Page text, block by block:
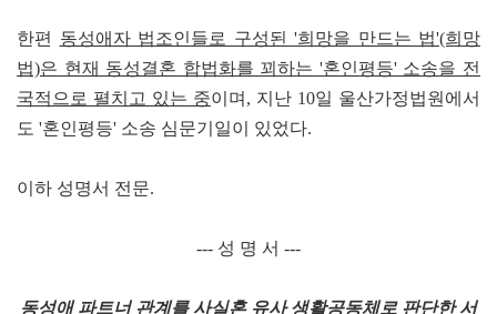
한편 동성애자 법조인들로 구성된 '희망을 만드는 법'(희망
법)은 현재 동성결혼 합법화를 꾀하는 '혼인평등' 소송을 전
국적으로 펼치고 있는 중이며 , 지난 10일 울산가정법원에서
도 '혼인평등' 소송 심문기일이 있었다.
이하 성명서 전문.
--- 성 명 서 ---
동성애 파트너 관계를 사실혼 유사 생활공동체로 판단한 서